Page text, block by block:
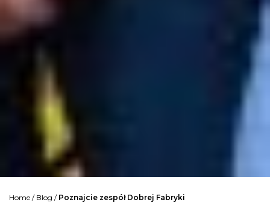
Home / Blog / Poznajcie zespół Dobrej Fabryki